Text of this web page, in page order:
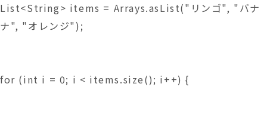
List<String> items = Arrays.asList("リンゴ", "バナ
ナ", "オレンジ");
for (int i = 0; i < items.size(); i++) {